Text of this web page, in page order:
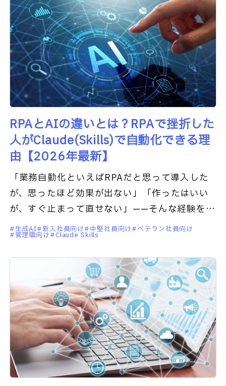
RPAとAIの違いとは？RPAで挫折した
人がClaude(Skills)で自動化できる理
由【2026年最新】
「業務自動化といえばRPAだと思って導入した
が、思ったほど効果が出ない」「作ったはいい
が、すぐ止まって直せない」——そんな経験をお
持ちではないでしょうか。私はコードの書けな
い営業職ですが、いまはR
生成AI 新入社員向け 中堅社員向け ベテラン社員向け
管理職向け Claude Skills